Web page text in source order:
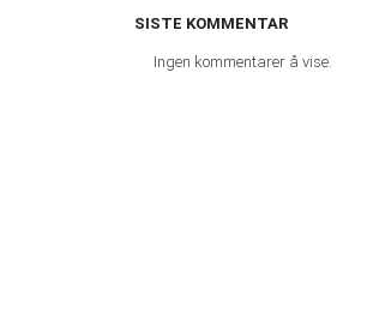
SISTE KOMMENTAR
Ingen kommentarer å vise.